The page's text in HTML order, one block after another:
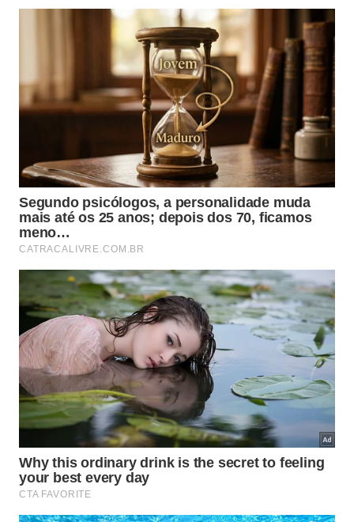
Como controlar os julgamentos e
evitar a irritação diária?
As aflições cotidianas raramente surgem dos fatos
externos em si, mas dependem diretamente da
interpretação que cada indivíduo faz deles.
Modificar esse julgamento interno possui o poder
imediato de neutralizar atristezae afastar
completamente toda a incômoda irritação.
Ao aceitar os acontecimentos que fogem do
controle pessoal, o espírito encontra estabilidade
para focar no dever ético individual. Essa postura
madura evita o desperdício de energia com
expectativas vazias e promove uma existência
fundamentada nahonestidadee na verdadeira
piedade.